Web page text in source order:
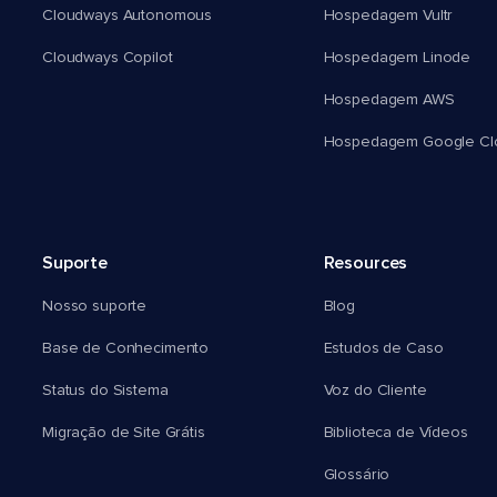
Cloudways Autonomous
Cloudways Copilot
Hospedagem Vultr
Hospedagem Linode
Hospedagem AWS
Hospedagem Google
Suporte
Nosso suporte
Base de Conhecimento
Status do Sistema
Migração de Site Grátis
Resources
Blog
Estudos de Caso
Voz do Cliente
Biblioteca de Vídeos
Glossário